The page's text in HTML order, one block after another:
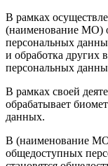
В рамках
(наименование МО)
персональных
и обработка других
персональных
В рамках своей
обрабатывает
данных.
В (наименование
общедоступных